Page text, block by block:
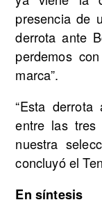
presencia de
derrota ante
perdemos
marca”.
“Esta
entre las
nuestra
concluyó el
En síntesis